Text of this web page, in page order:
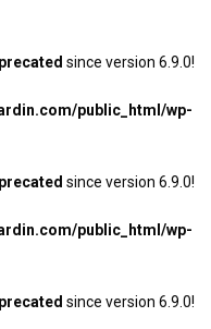
since version 6.9.0!
public_html/wp-
since version 6.9.0!
public_html/wp-
since version 6.9.0!